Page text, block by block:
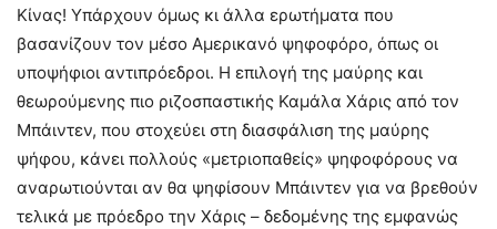
Κίνας! Υπάρχουν όμως κι άλλα ερωτήματα που
βασανίζουν τον μέσο Αμερικανό ψηφοφόρο, όπως οι
υποψήφιοι αντιπρόεδροι. Η επιλογή της μαύρης και
θεωρούμενης πιο ριζοσπαστικής Καμάλα Χάρις από τον
Μπάιντεν, που στοχεύει στη διασφάλιση της μαύρης
ψήφου, κάνει πολλούς «μετριοπαθείς» ψηφοφόρους να
αναρωτιούνται αν θα ψηφίσουν Μπάιντεν για να βρεθούν
τελικά με πρόεδρο την Χάρις – δεδομένης της εμφανώς